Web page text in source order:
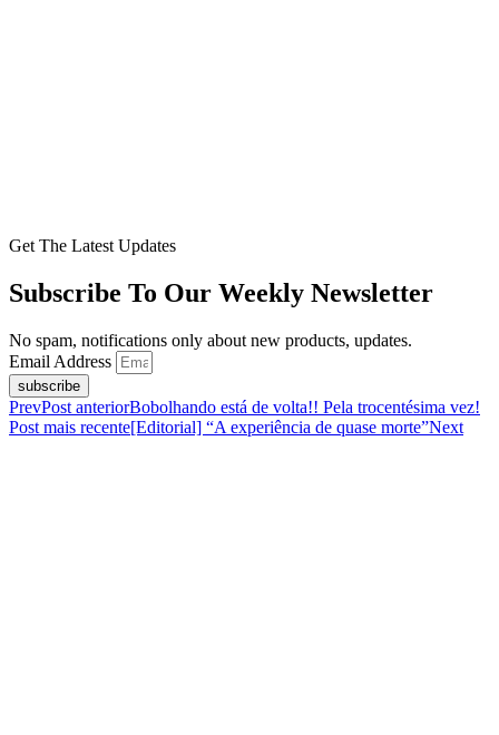
Get The Latest Updates
Subscribe To Our Weekly Newsletter
No spam, notifications only about new products, updates.
Email Address
subscribe
PrevPost anteriorBobolhando está de volta!! Pela trocentésima vez!
Post mais recente[Editorial] “A experiência de quase morte”Next